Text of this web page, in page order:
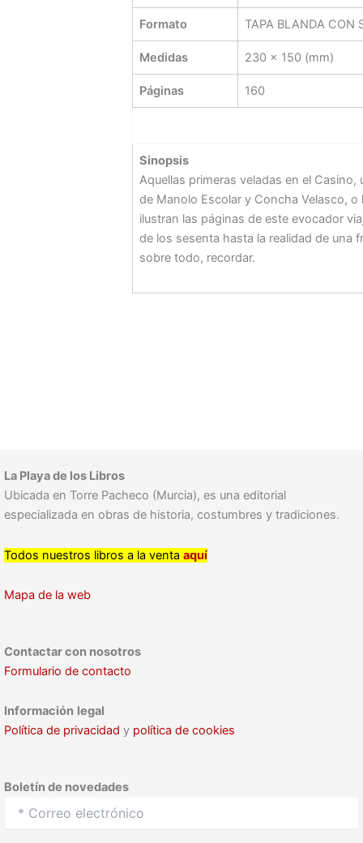
Formato TAPA BLANDA CON
Medidas 230 x 150 (mm)
Páginas 160
Sinopsis
Aquellas primeras veladas en el
de Manolo Escolar y Concha Velasco,
ilustran las páginas de este evocador
de los sesenta hasta la realidad de una
sobre todo, recordar.
La Playa de los Libros
Ubicada en Torre Pacheco (Murcia), es una editorial
especializada en obras de historia, costumbres y tradiciones.
Todos nuestros libros a la venta aquí
Mapa de la web
Contactar con nosotros
Formulario de contacto
Información legal
Política de privacidad y política de cookies
Boletín de novedades